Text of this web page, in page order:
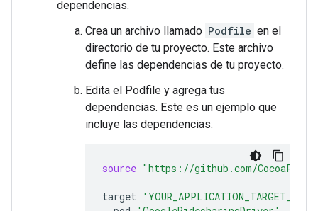
dependencias.
Crea un archivo llamado Podfile en el
directorio de tu proyecto. Este archivo
define las dependencias de tu proyecto.
Edita el Podfile y agrega tus
dependencias. Este es un ejemplo que
incluye las dependencias:
source "https://github.com/
target